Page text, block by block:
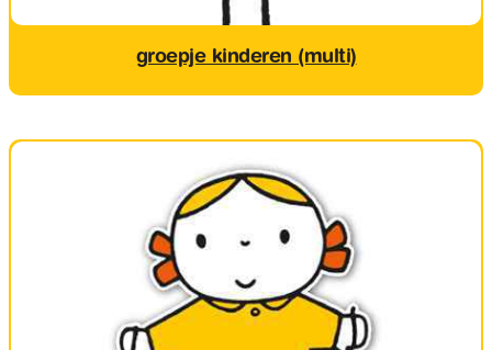
groepje kinderen (multi)